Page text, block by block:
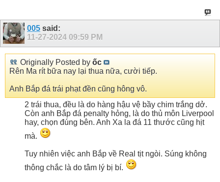
005 said:
11-27-2024 09:59 PM
Originally Posted by ốc
Rên Ma rít bữa nay lại thua nữa, cười tiếp.
Anh Bắp đá trái phạt đền cũng hông vô.
2 trái thua, đều là do hàng hậu vệ bầy chim trắng dở.
Còn anh Bắp đá penalty hỏng, là do thủ môn Liverpool
hay, chọn đúng bên. Anh Xa la đá 11 thước cũng hịt
mà.
Tuy nhiên việc anh Bắp về Real tịt ngòi. Súng không
thông chắc là do tâm lý bị bí.